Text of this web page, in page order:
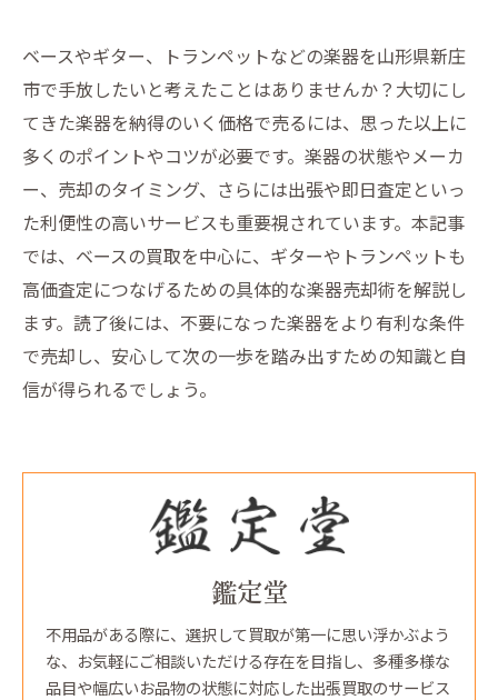
ベースやギター、トランペットなどの楽器を山形県新庄
市で手放したいと考えたことはありませんか？大切にし
てきた楽器を納得のいく価格で売るには、思った以上に
多くのポイントやコツが必要です。楽器の状態やメーカ
ー、売却のタイミング、さらには出張や即日査定といっ
た利便性の高いサービスも重要視されています。本記事
では、ベースの買取を中心に、ギターやトランペットも
高価査定につなげるための具体的な楽器売却術を解説し
ます。読了後には、不要になった楽器をより有利な条件
で売却し、安心して次の一歩を踏み出すための知識と自
信が得られるでしょう。
鑑定堂
不用品がある際に、選択して買取が第一に思い浮かぶよう
な、お気軽にご相談いただける存在を目指し、多種多様な
品目や幅広いお品物の状態に対応した出張買取のサービス